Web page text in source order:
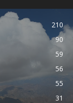
210
90
59
56
55
31